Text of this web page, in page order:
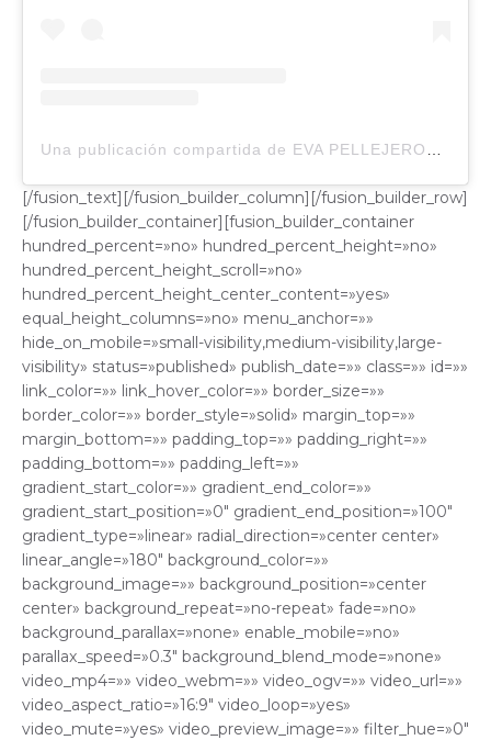
[/fusion_text][/fusion_builder_column][/fusion_builder_row]
[/fusion_builder_container][fusion_builder_container
hundred_percent=»no» hundred_percent_height=»no»
hundred_percent_height_scroll=»no»
hundred_percent_height_center_content=»yes»
equal_height_columns=»no» menu_anchor=»»
hide_on_mobile=»small-visibility,medium-visibility,large-
visibility» status=»published» publish_date=»» class=»» id=»»
link_color=»» link_hover_color=»» border_size=»»
border_color=»» border_style=»solid» margin_top=»»
margin_bottom=»» padding_top=»» padding_right=»»
padding_bottom=»» padding_left=»»
gradient_start_color=»» gradient_end_color=»»
gradient_start_position=»0″ gradient_end_position=»100″
gradient_type=»linear» radial_direction=»center center»
linear_angle=»180″ background_color=»»
background_image=»» background_position=»center
center» background_repeat=»no-repeat» fade=»no»
background_parallax=»none» enable_mobile=»no»
parallax_speed=»0.3″ background_blend_mode=»none»
video_mp4=»» video_webm=»» video_ogv=»» video_url=»»
video_aspect_ratio=»16:9″ video_loop=»yes»
video_mute=»yes» video_preview_image=»» filter_hue=»0″